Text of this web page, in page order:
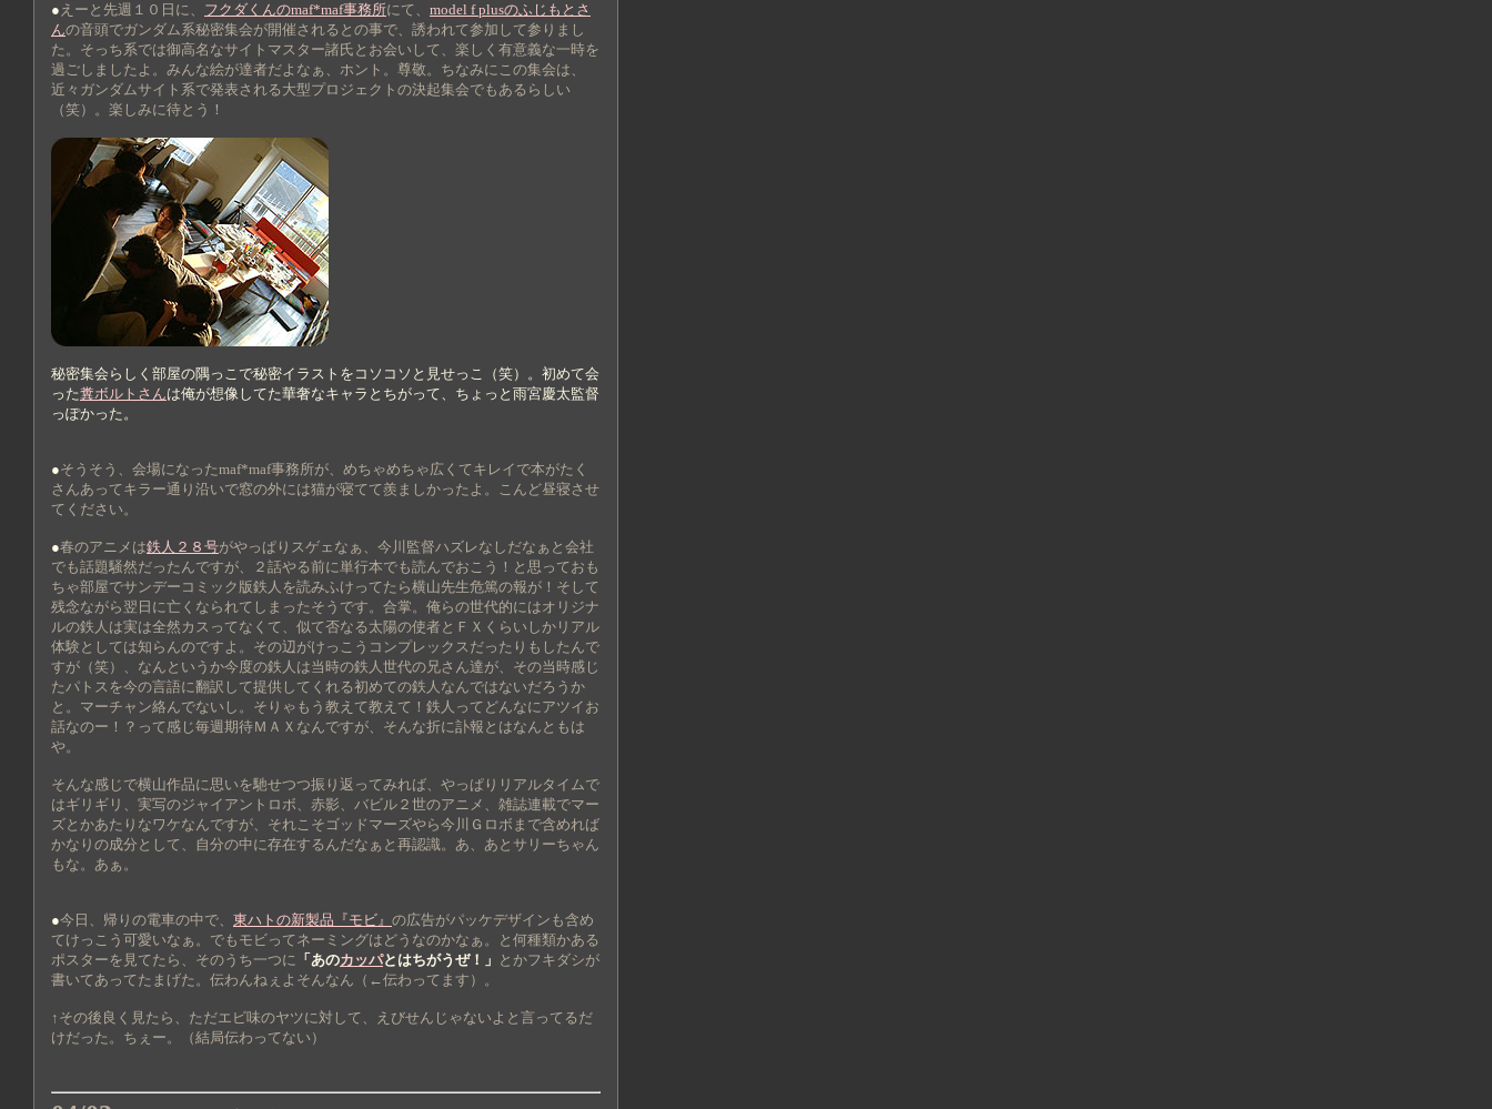
● えーと先週１０日に、 フクダくんのmaf*maf事務所にて、 model f plusのふじもとさ
んの音頭でガンダム系秘密集会が開催されるとの事で、誘われて参加して参りまし
た。そっち系では御高名なサイトマスター諸氏とお会いして、楽しく有意義な一時を
過ごしましたよ。みんな絵が達者だよなぁ、ホント。尊敬。ちなみにこの集会は、
近々ガンダムサイト系で発表される大型プロジェクトの決起集会でもあるらしい
（笑）。楽しみに待とう！
秘密集会らしく部屋の隅っこで秘密イラストをコソコソと見せっこ（笑）。初めて会
った糞ボルトさんは俺が想像してた華奢なキャラとちがって、ちょっと雨宮慶太監督
っぽかった。
●そうそう、会場になったmaf*maf事務所が、めちゃめちゃ広くてキレイで本がたく
さんあってキラー通り沿いで窓の外には猫が寝てて羨ましかったよ。こんど昼寝させ
てください。
●春のアニメは鉄人２８号がやっぱりスゲェなぁ、今川監督ハズレなしだなぁと会社
でも話題騒然だったんですが、２話やる前に単行本でも読んでおこう！と思っておも
ちゃ部屋でサンデーコミック版鉄人を読みふけってたら横山先生危篤の報が！そして
残念ながら翌日に亡くなられてしまったそうです。合掌。俺らの世代的にはオリジナ
ルの鉄人は実は全然カスってなくて、似て否なる太陽の使者とＦＸくらいしかリアル
体験としては知らんのですよ。その辺がけっこうコンプレックスだったりもしたんで
すが（笑）、なんというか今度の鉄人は当時の鉄人世代の兄さん達が、その当時感じ
たパトスを今の言語に翻訳して提供してくれる初めての鉄人なんではないだろうか
と。マーチャン絡んでないし。そりゃもう教えて教えて！鉄人ってどんなにアツイお
話なのー！？って感じ毎週期待ＭＡＸなんですが、そんな折に訃報とはなんともは
や。
そんな感じで横山作品に思いを馳せつつ振り返ってみれば、やっぱりリアルタイムで
はギリギリ、実写のジャイアントロボ、赤影、バビル２世のアニメ、雑誌連載でマー
ズとかあたりなワケなんですが、それこそゴッドマーズやら今川Ｇロボまで含めれば
かなりの成分として、自分の中に存在するんだなぁと再認識。あ、あとサリーちゃん
もな。あぁ。
●今日、帰りの電車の中で、 東ハトの新製品『モビ』 の広告がパッケデザインも含め
てけっこう可愛いなぁ。でもモビってネーミングはどうなのかなぁ。と何種類かある
ポスターを見てたら、そのうち一つに 「あのカッパとはちがうぜ！」 とかフキダシが
書いてあってたまげた。伝わんねぇよそんなん（←伝わってます）。
↑その後良く見たら、ただエビ味のヤツに対して、えびせんじゃないよと言ってるだ
けだった。ちぇー。（結局伝わってない）